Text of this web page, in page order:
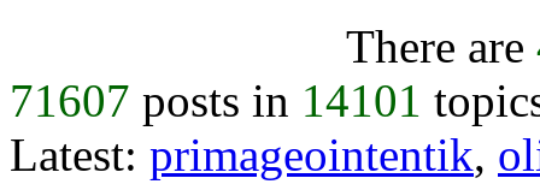
There are
71607 posts in 14101
Latest: primageointentik,